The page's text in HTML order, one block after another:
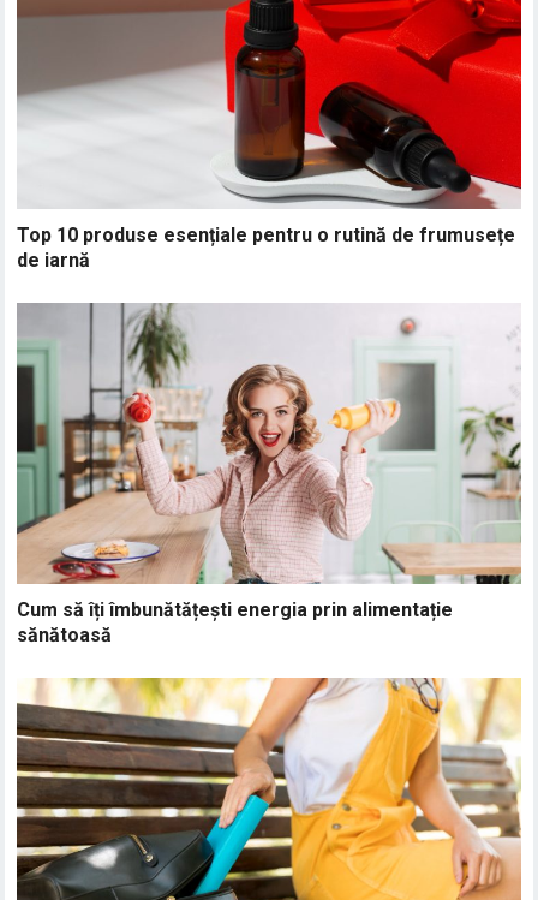
Top 10 produse esențiale pentru o rutină de frumusețe
de iarnă
Cum să îți îmbunătățești energia prin alimentație
sănătoasă